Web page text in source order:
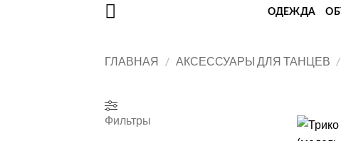
ОДЕЖДА
ГЛАВНАЯ / АКСЕССУАРЫ ДЛЯ ТАНЦЕВ /
Фильтры